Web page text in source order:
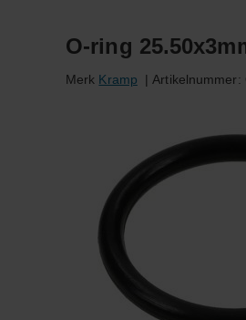
O-ring
Merk Kramp | Artikelnummer: